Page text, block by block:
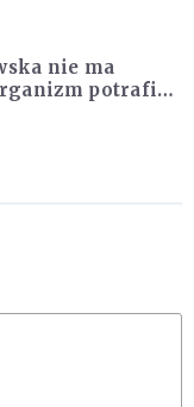
nie ma
potrafi